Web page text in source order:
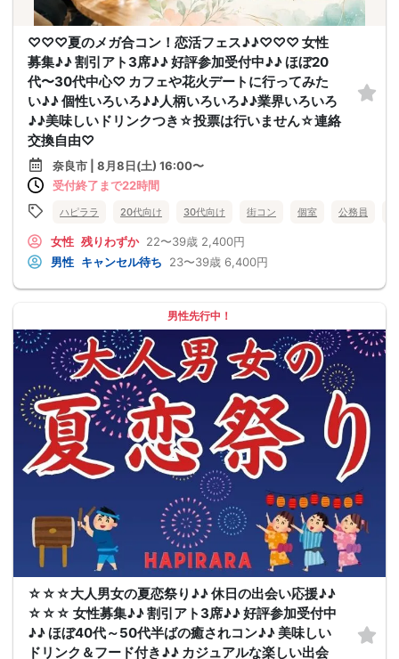
♡♡♡夏のメガ合コン！恋活フェス♪♪♡♡♡ 女性
募集♪♪ 割引アト3席♪♪ 好評参加受付中♪♪ ほぼ20
代〜30代中心♡ カフェや花火デートに行ってみた
い♪♪ 個性いろいろ♪♪人柄いろいろ♪♪業界いろいろ
♪♪美味しいドリンクつき☆投票は行いません☆連絡
交換自由♡
奈良市 | 8月8日(土) 16:00〜
受付終了まで22時間
ハピララ 20代向け 30代向け 街コン 個室 公務員
女性 残りわずか 22〜39歳 2,400円
男性 キャンセル待ち 23〜39歳 6,400円
男性先行中！
☆☆☆大人男女の夏恋祭り♪♪ 休日の出会い応援♪♪
☆☆☆ 女性募集♪♪ 割引アト3席♪♪ 好評参加受付中
♪♪ ほぼ40代～50代半ばの癒されコン♪♪ 美味しい
ドリンク＆フード付き♪♪ カジュアルな楽しい出会